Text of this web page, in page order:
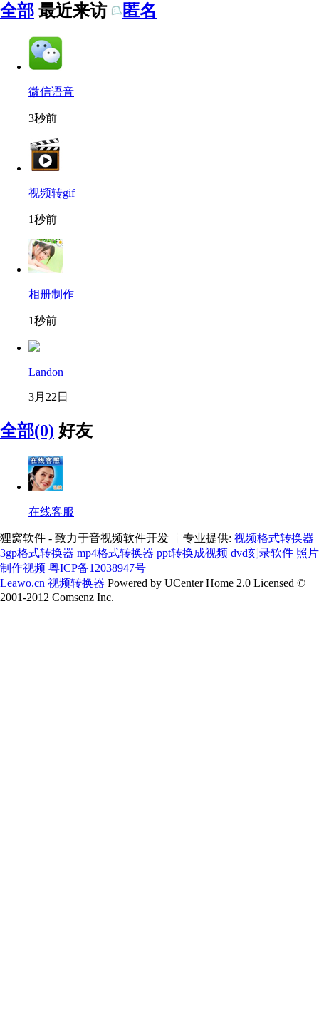
全部 最近来访 匿名
微信语音
3秒前
视频转gif
1秒前
相册制作
1秒前
Landon
3月22日
全部(0) 好友
在线客服
狸窝软件 - 致力于音视频软件开发 ┊专业提供: 视频格式转换器
3gp格式转换器 mp4格式转换器 ppt转换成视频 dvd刻录软件 照片
制作视频 粤ICP备12038947号
Leawo.cn 视频转换器 Powered by UCenter Home 2.0 Licensed ©
2001-2012 Comsenz Inc.